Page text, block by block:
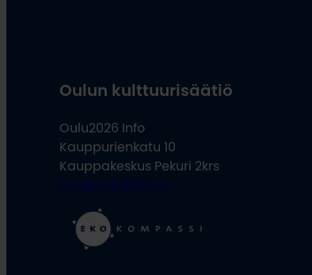
Oulun kulttuurisäätiö
Oulu2026 Info
Kauppurienkatu 10
Kauppakeskus Pekuri 2krs
info@oulu2026.eu